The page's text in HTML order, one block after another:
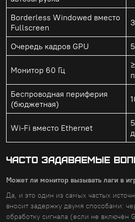
Borderless Windowed вместо
Fullscreen
Очередь кадров GPU
Монитор 60 Гц
Беспроводная периферия
(бюджетная)
Wi-Fi вместо Ethernet
Часто задаваемые
Может ли монитор вызывать лаги в
Да, и это один из самых частых
вносит задержку двумя способами:
обработку сигнала (если не включён